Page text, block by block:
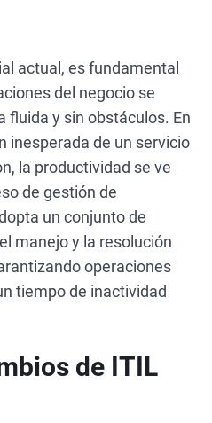
actual, es fundamental
del negocio se
fluida y sin obstáculos. En
inesperada de un servicio
la productividad se ve
de gestión de
un conjunto de
manejo y la resolución
operaciones
tiempo de inactividad
de ITIL